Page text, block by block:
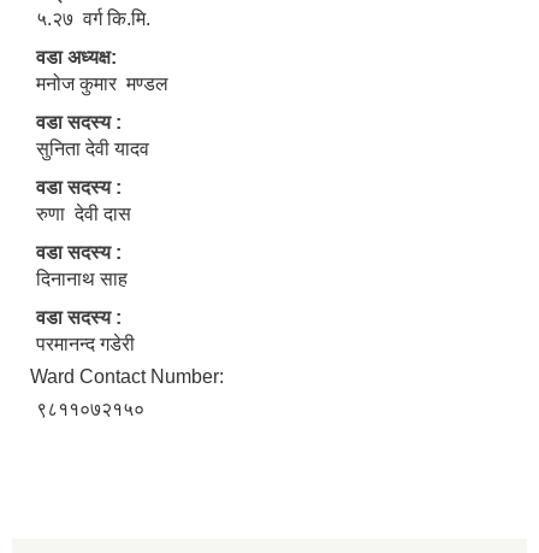
५.२७ वर्ग कि.मि.
वडा अध्यक्ष:
मनोज कुमार मण्डल
वडा सदस्य :
सुनिता देवी यादव
वडा सदस्य :
रुणा देवी दास
वडा सदस्य :
दिनानाथ साह
वडा सदस्य :
परमानन्द गडेरी
Ward Contact Number:
९८११०७२१५०